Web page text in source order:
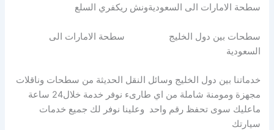
سطحة الامارات الى السعوديةونش ريكفري السلع
سطحات بين دول الخليج سطحة الامارات الى
السعودية
خدماتنا بين دول الخليج وسائل النقل الحديثة من سطحات وناقلات
مجهزة ومومنة شاملة من اي طارىء نوفر خدمة خلال24 ساعة
ماعليك سوى تحفظ رقم واحد وعلينا نوفر لك جميع خدمات
سيارتك